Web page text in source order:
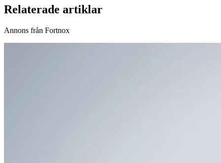
Relaterade artiklar
Annons från Fortnox